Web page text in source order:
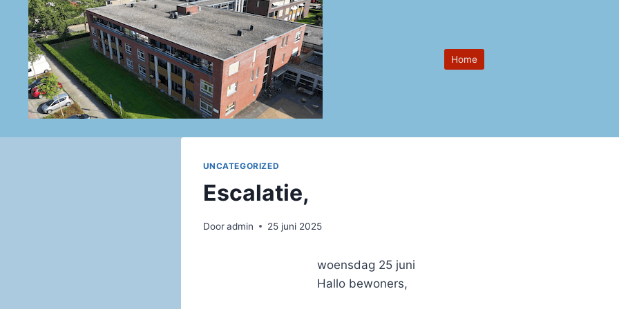
Doorgaan
inhoud
Home
UNCATEGORIZED
Escalatie,
Door admin 25 juni 2025
woensdag 25 juni
Hallo bewoners,